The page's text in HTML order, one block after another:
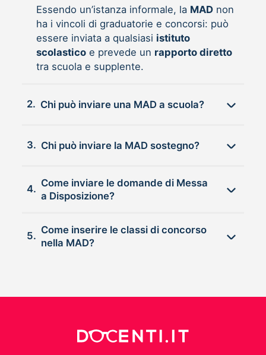
Essendo un’istanza informale, la MADnon
ha i vincoli di graduatorie e concorsi: può
essere inviata a qualsiasi istituto
scolasticoe prevede un rapporto diretto
tra scuola e supplente.
2. Chi può inviare una MAD a scuola?
3. Chi può inviare la MAD sostegno?
4.
Come inviare le domande di Messa
a Disposizione?
5.
Come inserire le classi di concorso
nella MAD?